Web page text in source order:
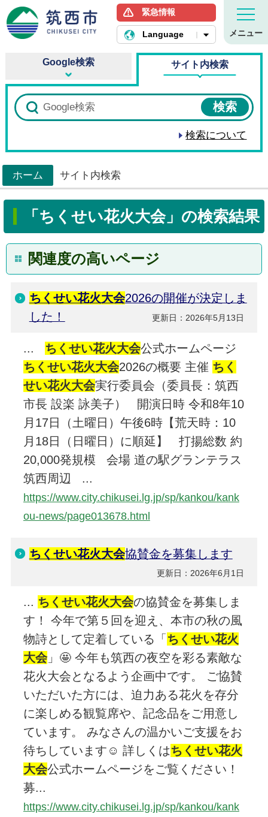
筑西市ホームページ
緊急情報
Language メニュー
Google検索 サイト内検索
検索について
ホーム
サイト内検索
「ちくせい花火大会」の検索結果
関連度の高いページ
ちくせい花火大会2026の開催が決定しま
した！
更新日：2026年5月13日
... ちくせい花火大会公式ホームページ
ちくせい花火大会2026の概要 主催 ちく
せい花火大会実行委員会（委員長：筑西
市長 設楽 詠美子） 開演日時 令和8年10
月17日（土曜日）午後6時【荒天時：10
月18日（日曜日）に順延】 打揚総数 約
20,000発規模 会場 道の駅グランテラス
筑西周辺 ...
https://www.city.chikusei.lg.jp/sp/kankou/kank
ou-news/page013678.html
ちくせい花火大会協賛金を募集します
更新日：2026年6月1日
... ちくせい花火大会の協賛金を募集しま
す！ 今年で第５回を迎え、本市の秋の風
物詩として定着している「 ちくせい花火
大会」🤩 今年も筑西の夜空を彩る素敵な
花火大会となるよう企画中です。 ご協賛
いただいた方には、迫力ある花火を存分
に楽しめる観覧席や、記念品をご用意し
ています。 みなさんの温かいご支援をお
待ちしています☺️ 詳しくはちくせい花火
大会公式ホームページをご覧ください！
募...
https://www.city.chikusei.lg.jp/sp/kankou/kank